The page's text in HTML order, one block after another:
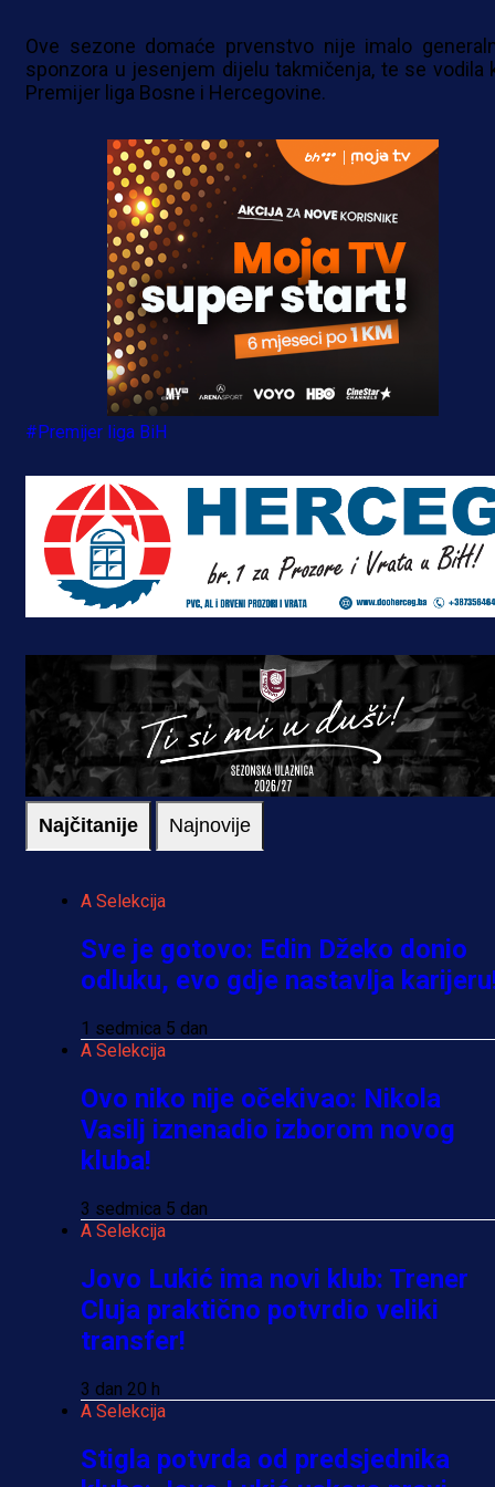
Ove sezone domaće prvenstvo nije imalo
sponzora u jesenjem dijelu takmičenja, te se vodila
Premijer liga Bosne i Hercegovine.
#Premijer liga BiH
Najčitanije Najnovije
A Selekcija
Sve je gotovo: Edin Džeko donio
odluku, evo gdje nastavlja
1 sedmica 5 dan
A Selekcija
Ovo niko nije očekivao: Nikola
Vasilj iznenadio izborom novog
kluba!
3 sedmica 5 dan
A Selekcija
Jovo Lukić ima novi klub: Trener
Cluja praktično potvrdio veliki
transfer!
3 dan 20 h
A Selekcija
Stigla potvrda od predsjednika